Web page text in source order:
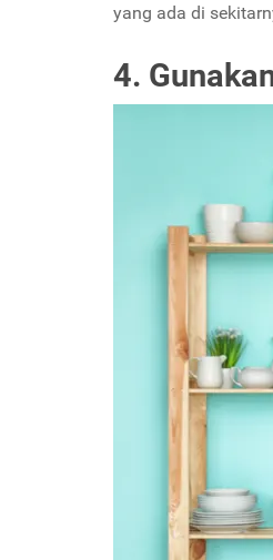
yang ada di
4.